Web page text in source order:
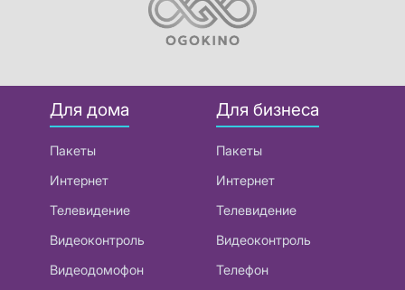
Для дома
Пакеты
Интернет
Телевидение
Видеоконтроль
Видеодомофон
Для бизнеса
Пакеты
Интернет
Телевидение
Видеоконтроль
Телефон